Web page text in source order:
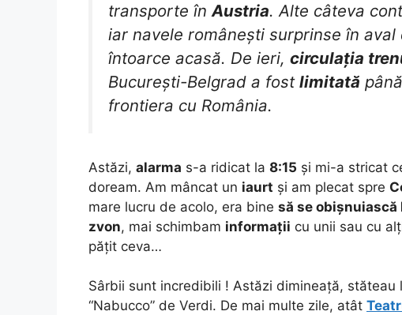
transporte înAustria. Alte câteva
iar navele românești surprinse în
întoarce acasă. De ieri, circulația
București-Belgrad a fost limitată
frontiera cu România.
Astăzi, alarma s-a ridicat la 8:15 și mi-a stricat
doream. Am mâncat un iaurt și am plecat spre
mare lucru de acolo, era bine să se obișnuiască
zvon, mai schimbam informații cu unii sau cu
pățit ceva…
Sârbii sunt incredibili ! Astăzi dimineață, stăteau
“Nabucco” de Verdi. De mai multe zile, atât